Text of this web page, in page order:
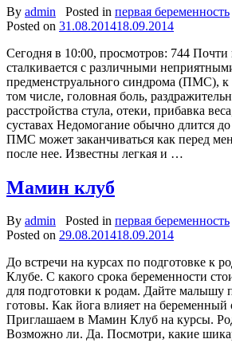
By admin Posted in первая беременность
Posted on 31.08.201418.09.2014
Сегодня в 10:00, просмотров: 744
сталкивается с различными
предменструального синдрома (ПМС), к
том числе, головная боль,
расстройства стула, отеки, прибавка
суставах Недомогание обычно длится
ПМС может заканчиваться как перед
после нее. Известны легкая и …
Мамин клуб
By admin Posted in первая беременность
Posted on 29.08.201418.09.2014
До встречи на курсах по подготовке к
Клубе. С какого срока беременности
для подготовки к родам. Дайте малышу
готовы. Как йога влияет на беременный
Приглашаем в Мамин Клуб на курсы.
Возможно ли. Да. Посмотри, какие